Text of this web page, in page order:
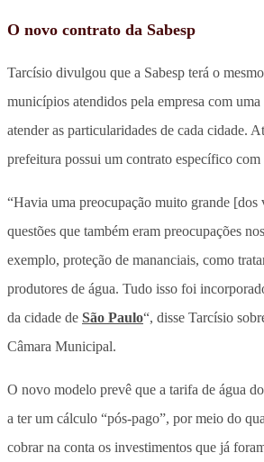
O novo contrato da Sabesp
Tarcísio divulgou que a Sabesp terá o
municípios atendidos pela empresa com
atender as particularidades de cada cidade.
prefeitura possui um contrato específico com
“Havia uma preocupação muito grande [dos
questões que também eram preocupações
exemplo, proteção de mananciais, como
produtores de água. Tudo isso foi
da cidade de São Paulo“, disse Tarcísio
Câmara Municipal.
O novo modelo prevê que a tarifa de água
a ter um cálculo “pós-pago”, por meio do
cobrar na conta os investimentos que já